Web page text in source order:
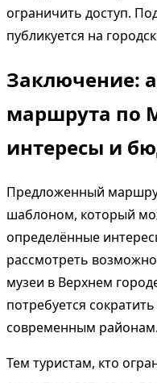
ограничить доступ.
публикуется на
Заключение:
маршрута по
интересы и
Предложенный
шаблоном, который
определённые
рассмотреть
музеи в Верхнем
потребуется
современным районам.
Тем туристам, кто